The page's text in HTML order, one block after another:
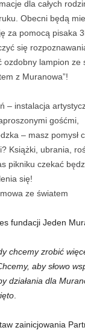
dla całych
Obecni będą
za pomocą pisaka
się
ozdobny lampion ze
z Muranowa”!
– instalacja
gośćmi,
– masz pomysł
Książki, ubrania,
pikniku czekać
się!
ze światem
fundacji Jeden
chcemy zrobić
aby słowo
działania dla
zainicjowania